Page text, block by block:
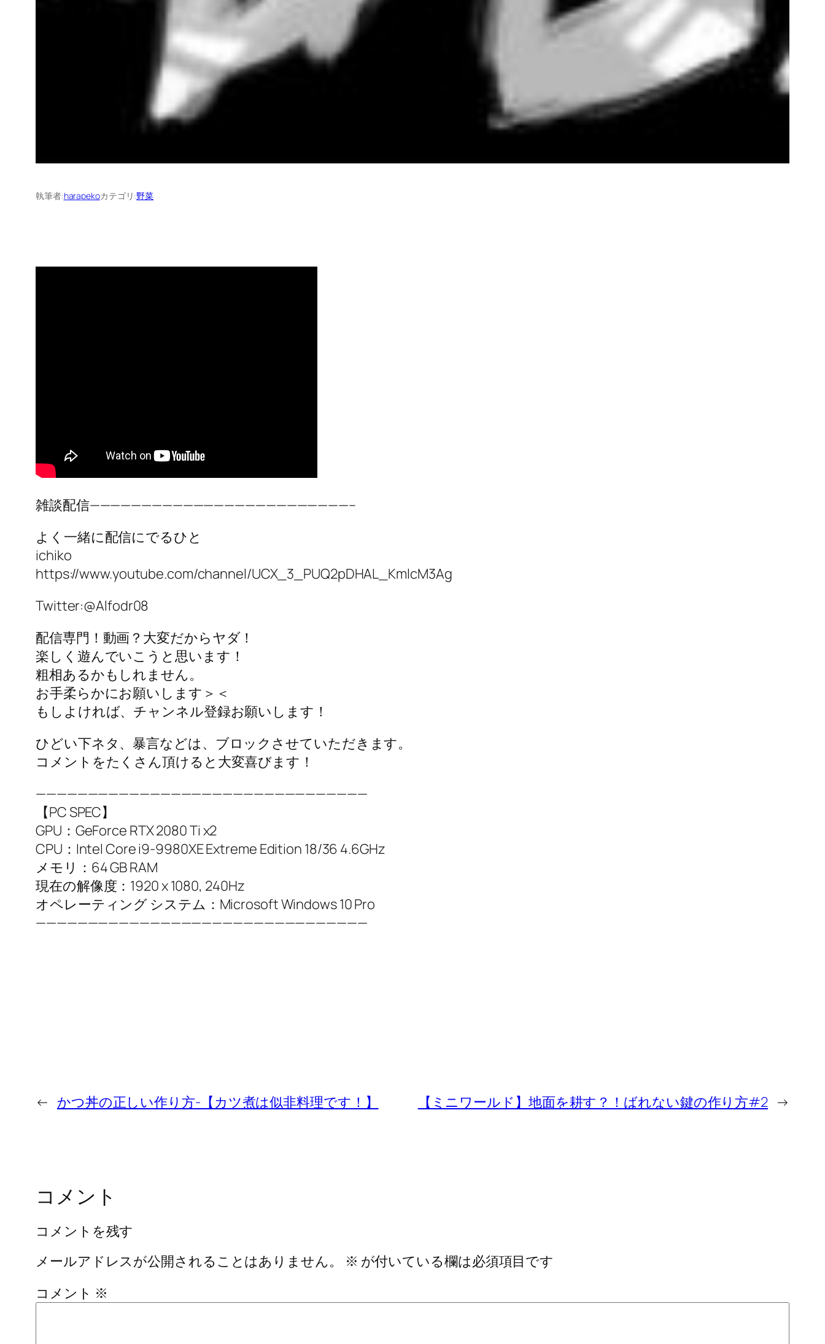
執筆者:harapekoカテゴリ:野菜
雑談配信—————————————————————————–
よく一緒に配信にでるひと
ichiko
https://www.youtube.com/channel/UCX_3_PUQ2pDHAL_KmlcM3Ag
Twitter:@Alfodr08
配信専門！動画？大変だからヤダ！
楽しく遊んでいこうと思います！
粗相あるかもしれません。
お手柔らかにお願いします＞＜
もしよければ、チャンネル登録お願いします！
ひどい下ネタ、暴言などは、ブロックさせていただきます。
コメントをたくさん頂けると大変喜びます！
————————————————————————————————
【PC SPEC】
GPU：GeForce RTX 2080 Ti x2
CPU：Intel Core i9-9980XE Extreme Edition 18/36 4.6GHz
メモリ：64 GB RAM
現在の解像度：1920 x 1080, 240Hz
オペレーティング システム：Microsoft Windows 10 Pro
————————————————————————————————
← かつ丼の正しい作り方-【カツ煮は似非料理です！】 【ミニワールド】地面を耕す？！ばれない鍵の作り方#2 →
コメント
コメントを残す
メールアドレスが公開されることはありません。
※ が付いている欄は必須項目です
コメント ※